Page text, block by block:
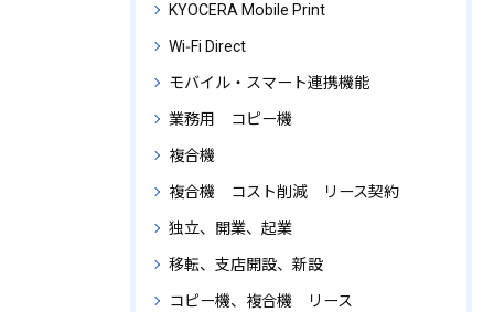
KYOCERA Mobile Print
Wi‑Fi Direct
モバイル・スマート連携機能
業務用 コピー機
複合機
複合機 コスト削減 リース契約
独立、開業、起業
移転、支店開設、新設
コピー機、複合機 リース